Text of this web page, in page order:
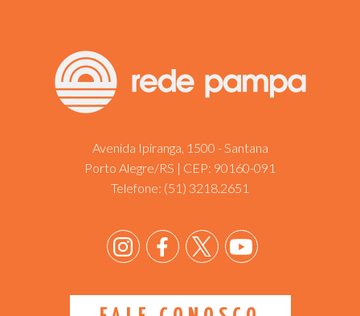
Avenida Ipiranga, 1500 - Santana
Porto Alegre/RS | CEP: 90160-091
Telefone: (51) 3218.2651